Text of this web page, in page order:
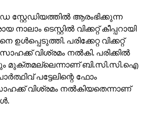
ആരംഭിക്കുന്ന
നാലാം ടെസ്റ്റില്‍ വിക്കറ്റ് കീപ്പറായി
ഉള്‍പ്പെടുത്തി. പരിക്കേറ്റ വിക്കറ്റ്
സാഹക്ക് വിശ്രമം നല്‍കി. പരിക്കില്‍
മുക്തമല്ലെന്നാണ് ബി.സി.സി.ഐ
പട്ടേലിന്റെ ഫോം
വിശ്രമം നല്‍കിയതെന്നാണ്